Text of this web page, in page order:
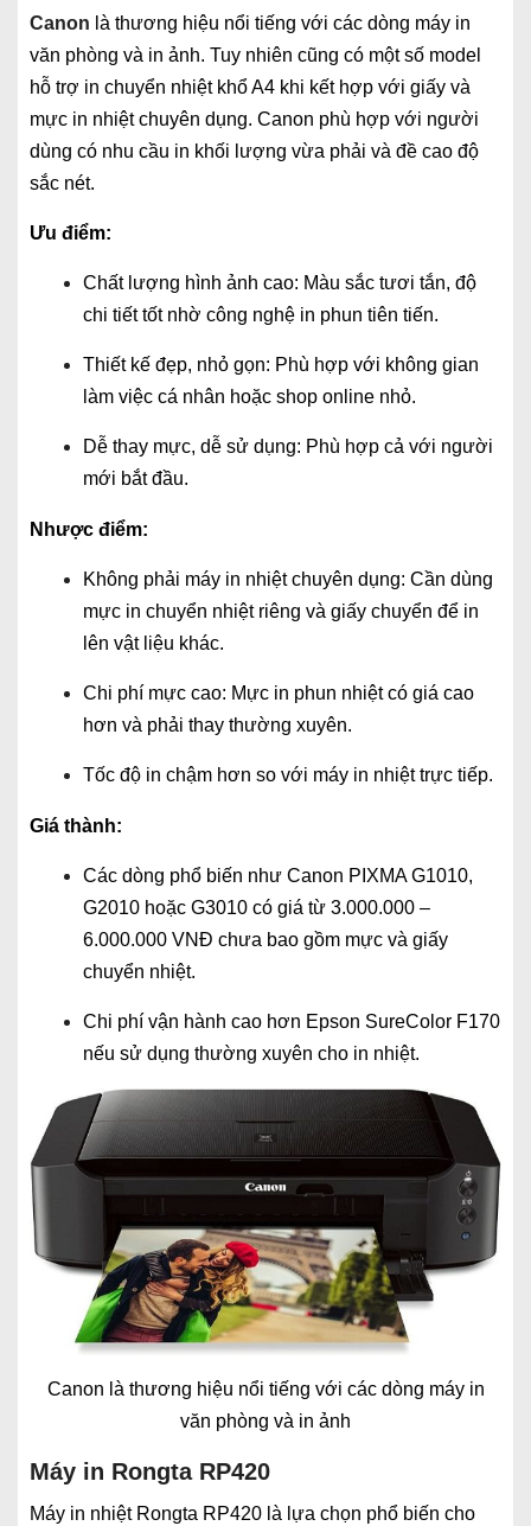
Canon là thương hiệu nổi tiếng với các dòng máy in
văn phòng và in ảnh. Tuy nhiên cũng có một số model
hỗ trợ in chuyển nhiệt khổ A4 khi kết hợp với giấy và
mực in nhiệt chuyên dụng. Canon phù hợp với người
dùng có nhu cầu in khối lượng vừa phải và đề cao độ
sắc nét.
Ưu điểm:
Chất lượng hình ảnh cao: Màu sắc tươi tắn, độ
chi tiết tốt nhờ công nghệ in phun tiên tiến.
Thiết kế đẹp, nhỏ gọn: Phù hợp với không gian
làm việc cá nhân hoặc shop online nhỏ.
Dễ thay mực, dễ sử dụng: Phù hợp cả với người
mới bắt đầu.
Nhược điểm:
Không phải máy in nhiệt chuyên dụng: Cần dùng
mực in chuyển nhiệt riêng và giấy chuyển để in
lên vật liệu khác.
Chi phí mực cao: Mực in phun nhiệt có giá cao
hơn và phải thay thường xuyên.
Tốc độ in chậm hơn so với máy in nhiệt trực tiếp.
Giá thành:
Các dòng phổ biến như Canon PIXMA G1010,
G2010 hoặc G3010 có giá từ 3.000.000 –
6.000.000 VNĐ chưa bao gồm mực và giấy
chuyển nhiệt.
Chi phí vận hành cao hơn Epson SureColor F170
nếu sử dụng thường xuyên cho in nhiệt.
Canon là thương hiệu nổi tiếng với các dòng máy in
văn phòng và in ảnh
Máy in Rongta RP420
Máy in nhiệt Rongta RP420 là lựa chọn phổ biến cho